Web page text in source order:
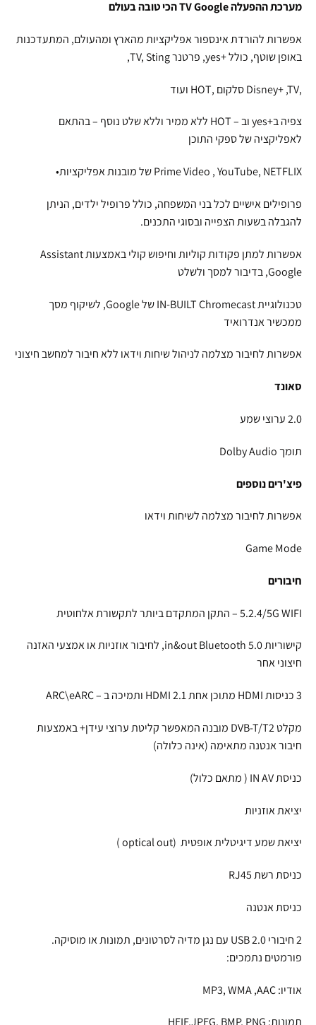
מערכת ההפעלה TV Google הכי טובה בעולם
אפשרות להורדת אינספור אפליקציות מהארץ ומהעולם, המתעדכנות
באופן שוטף, כולל +yes, פרטנר TV, Sting,
,Disney+ ,TV סלקום ,HOT ועוד
צפיה ב+yes וב – HOT ללא ממיר וללא שלט נוסף – בהתאם
לאפליקציה של ספקי התוכן
Prime Video , YouTube, NETFLIX של מובנות אפליקציות•
פרופילים אישיים לכל בני המשפחה, כולל פרופיל ילדים, הניתן
להגבלה בשעות הצפייה ובסוגי התכנים.
אפשרות למתן פקודות קוליות וחיפוש קולי באמצעות Assistant
Google, בדיבור למסך ולשלט
טכנולוגיית IN-BUILT Chromecast של Google, לשיקוף מסך
ממכשיר אנדרואיד
אפשרות לחיבור מצלמה לניהול שיחות וידאו ללא חיבור למחשב חיצוני
סאונד
2.0 ערוצי שמע
תומך Dolby Audio
פיצ'רים נוספים
אפשרות לחיבור מצלמה לשיחות וידאו
Game Mode
חיבורים
5.2.4/5G WIFI – התקן המתקדם ביותר לתקשורת אלחוטית
קישוריות 5.0 in&out Bluetooth, לחיבור אוזניות או אמצעי האזנה
חיצוני אחר
3 כניסות HDMI מתוכן אחת 2.1 HDMI ותמיכה ב – ARC\eARC
מקלט DVB-T/T2 מובנה המאפשר קליטת ערוצי עידן+ באמצעות
חיבור אנטנה מתאימה (אינה כלולה)
כניסת IN AV ( מתאם כלול)
יציאת אוזניות
יציאת שמע דיגיטלית אופטית (optical out )
כניסת רשת RJ45
כניסת אנטנה
2 חיבורי 2.0 USB עם נגן מדיה לסרטונים, תמונות או מוסיקה.
פורמטים נתמכים:
אודיו: MP3, WMA ,AAC